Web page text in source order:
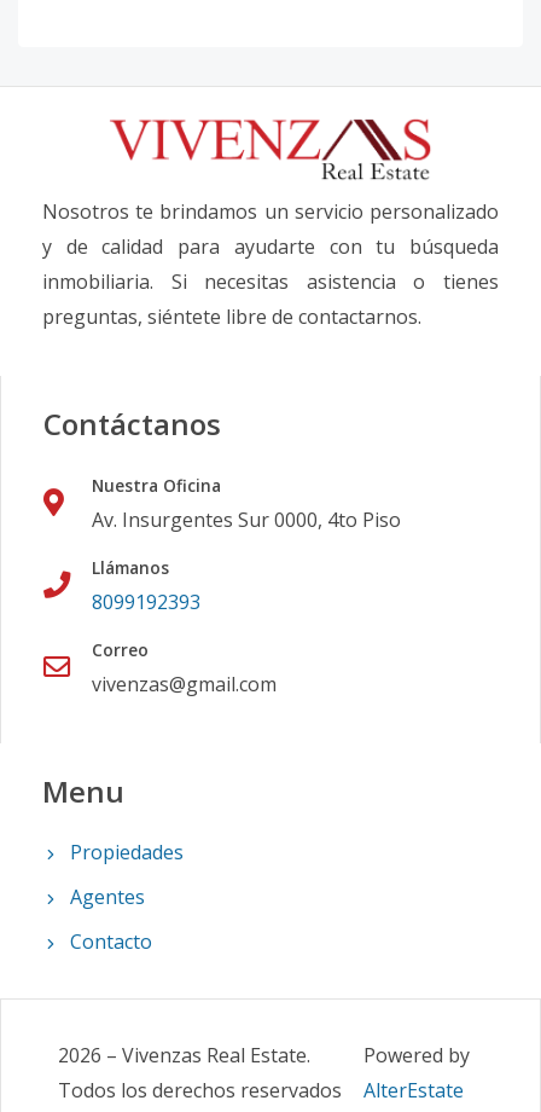
Nosotros te brindamos un servicio personalizado
y de calidad para ayudarte con tu búsqueda
inmobiliaria. Si necesitas asistencia o tienes
preguntas, siéntete libre de contactarnos.
Contáctanos
Nuestra Oficina
Av. Insurgentes Sur 0000, 4to Piso
Llámanos
8099192393
Correo
vivenzas@gmail.com
Menu
Propiedades
Agentes
Contacto
2026 – Vivenzas Real Estate.
Todos los derechos reservados
Powered by
AlterEstate